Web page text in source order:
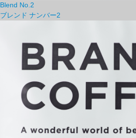
Blend No.2
ブレンド ナンバー2